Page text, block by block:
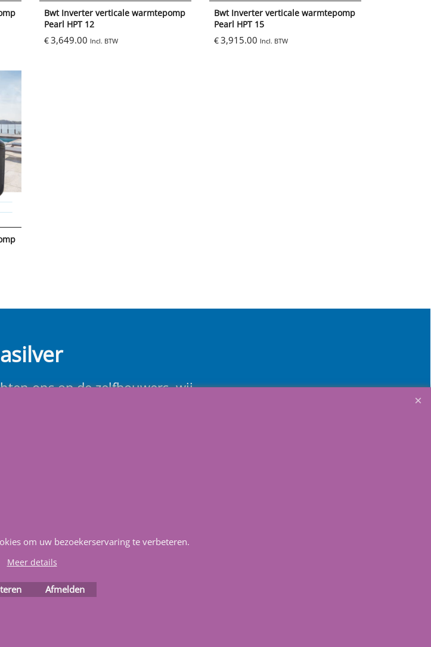
Bwt Inverter verticale warmtepomp
Pearl HPT 12
€3,649.00 Incl. BTW
Bwt Inverter verticale warmtepomp
Pearl HPT 15
€3,915.00 Incl. BTW
ons op de zelfbouwers, wij
om uw bezoekerservaring te verbeteren.
Meer details
Afmelden